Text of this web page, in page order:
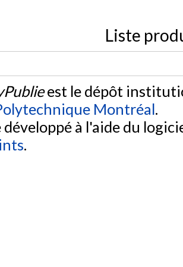
Liste
est le dépôt
Montréal.
développé à l'aide du
.